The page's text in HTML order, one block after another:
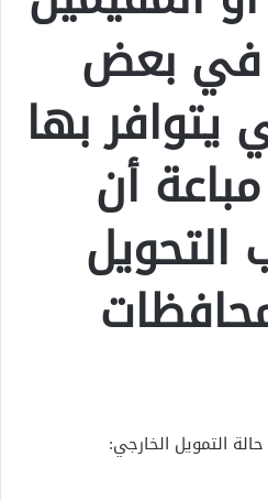
في بعض
يتوافر بها
أن
التحويل
التمويل الخارجي: